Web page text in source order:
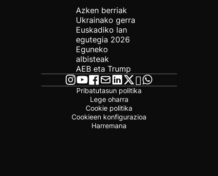
Azken berriak
Ukrainako gerra
Euskadiko lan
egutegia 2026
Eguneko
albisteak
AEB eta Trump
Pribatutasun politika
Lege oharra
Cookie politika
Cookieen konfigurazioa
Harremana